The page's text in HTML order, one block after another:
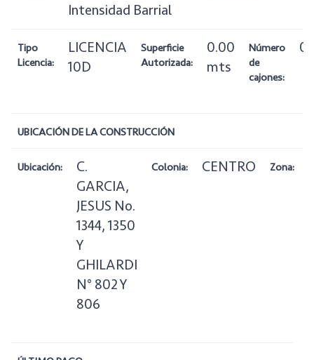
Intensidad Barrial
Tipo
Licencia:
LICENCIA
10D
Superficie
Autorizada:
0.00
mts
Número
de
cajones:
0
UBICACIÓN DE LA CONSTRUCCIÓN
Ubicación:
C.
GARCIA,
JESUS No.
1344, 1350
Y
GHILARDI
N° 802 Y
806
Colonia: CENTRO Zona: